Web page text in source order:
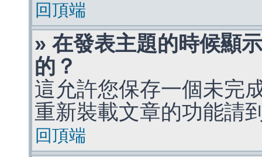
回頂端
» 在發表主題的時候顯
的？
這允許您保存一個未完
重新裝載文章的功能請
回頂端